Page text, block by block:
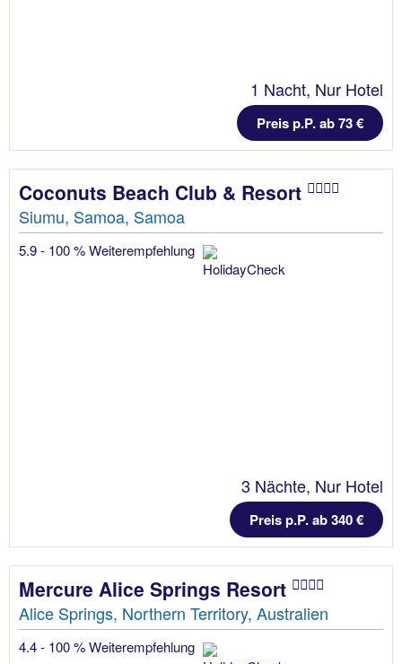
1 Nacht, Nur Hotel
Preis p.P. ab 73 €
Coconuts Beach Club & Resort
Siumu, Samoa, Samoa
5.9 - 100 % Weiterempfehlung
3 Nächte, Nur Hotel
Preis p.P. ab 340 €
Mercure Alice Springs Resort
Alice Springs, Northern Territory, Australien
4.4 - 100 % Weiterempfehlung